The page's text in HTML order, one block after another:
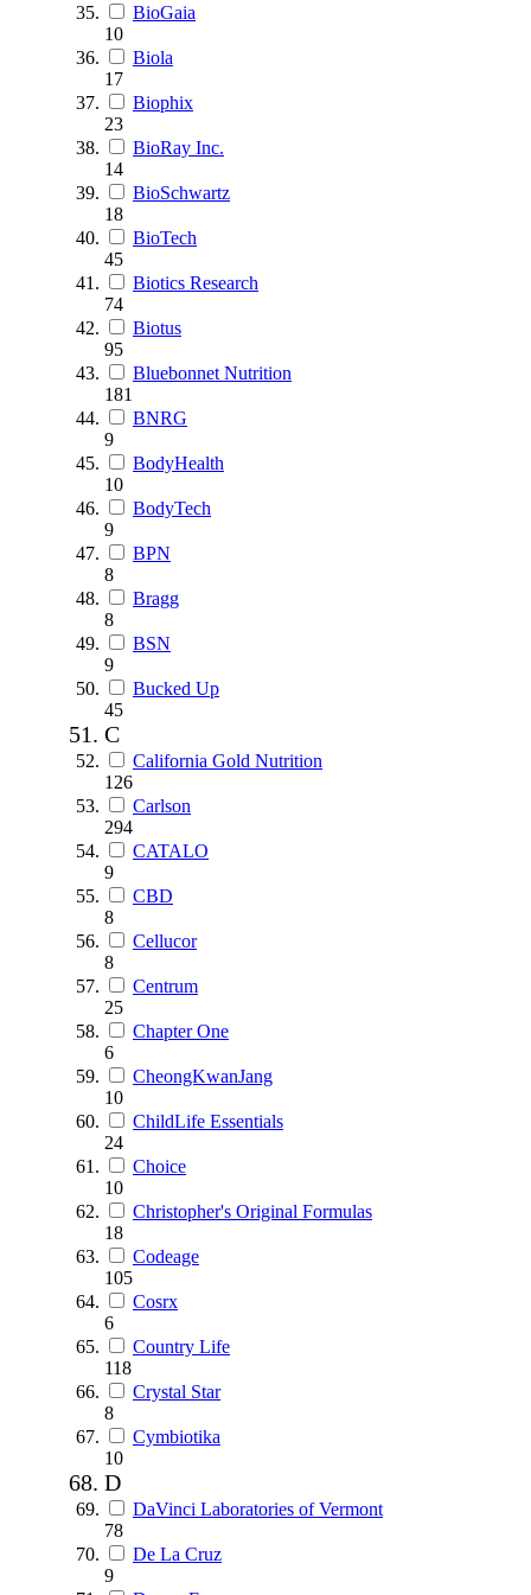
BioGaia
10
Biola
17
Biophix
23
BioRay Inc.
14
BioSchwartz
18
BioTech
45
Biotics Research
74
Biotus
95
Bluebonnet Nutrition
181
BNRG
9
BodyHealth
10
BodyTech
9
BPN
8
Bragg
8
BSN
9
Bucked Up
45
C
California Gold Nutrition
126
Carlson
294
CATALO
9
CBD
8
Cellucor
8
Centrum
25
Chapter One
6
CheongKwanJang
10
ChildLife Essentials
24
Choice
10
Christopher's Original Formulas
18
Codeage
105
Cosrx
6
Country Life
118
Crystal Star
8
Cymbiotika
10
D
DaVinci Laboratories of Vermont
78
De La Cruz
9